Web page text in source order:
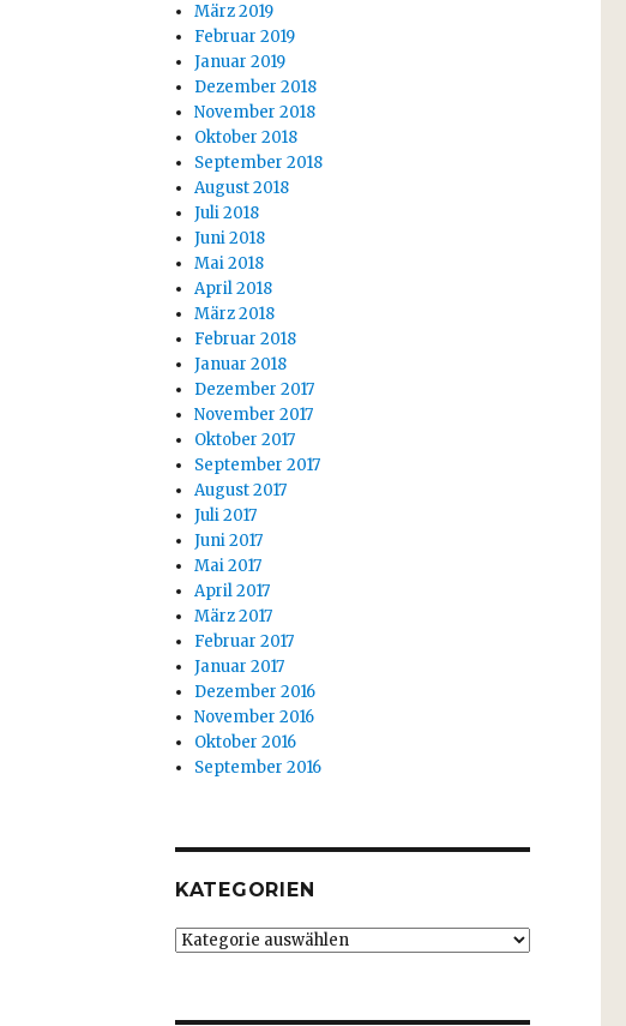
März 2019
Februar 2019
Januar 2019
Dezember 2018
November 2018
Oktober 2018
September 2018
August 2018
Juli 2018
Juni 2018
Mai 2018
April 2018
März 2018
Februar 2018
Januar 2018
Dezember 2017
November 2017
Oktober 2017
September 2017
August 2017
Juli 2017
Juni 2017
Mai 2017
April 2017
März 2017
Februar 2017
Januar 2017
Dezember 2016
November 2016
Oktober 2016
September 2016
KATEGORIEN
Kategorien